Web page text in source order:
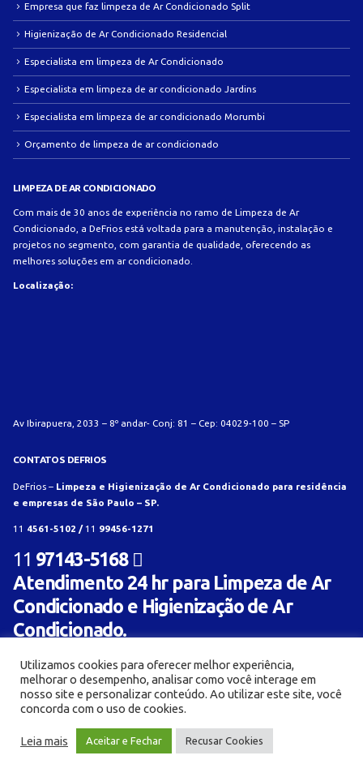
Empresa que faz limpeza de Ar Condicionado Split
Higienização de Ar Condicionado Residencial
Especialista em limpeza de Ar Condicionado
Especialista em limpeza de ar condicionado Jardins
Especialista em limpeza de ar condicionado Morumbi
Orçamento de limpeza de ar condicionado
LIMPEZA DE AR CONDICIONADO
Com mais de 30 anos de experiência no ramo de Limpeza de Ar
Condicionado, a DeFrios está voltada para a manutenção, instalação e
projetos no segmento, com garantia de qualidade, oferecendo as
melhores soluções em ar condicionado.
Localização:
Av Ibirapuera, 2033 – 8º andar- Conj: 81 – Cep: 04029-100 – SP
CONTATOS DEFRIOS
DeFrios – Limpeza e Higienização de Ar Condicionado para residência
e empresas de São Paulo – SP.
11 4561-5102 / 11 99456-1271
11 97143-5168
Atendimento 24 hr para Limpeza de Ar
Condicionado e Higienização de Ar
Condicionado.
© Limpeza e Higienização de aparelho de ar condicionado para residência e empresa -
Defrios 2018. Criado com
por:AL Mídia Digital
Utilizamos cookies para oferecer melhor experiência,
melhorar o desempenho, analisar como você interage em
nosso site e personalizar conteúdo. Ao utilizar este site, você
concorda com o uso de cookies.
Leia mais Aceitar e Fechar Recusar Cookies